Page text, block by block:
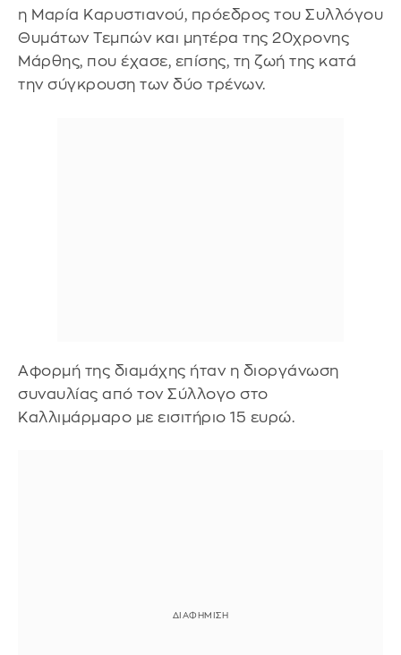
η Μαρία Καρυστιανού, πρόεδρος του Συλλόγου
Θυμάτων Τεμπών και μητέρα της 20χρονης
Μάρθης, που έχασε, επίσης, τη ζωή της κατά
την σύγκρουση των δύο τρένων.
Αφορμή της διαμάχης ήταν η διοργάνωση
συναυλίας από τον Σύλλογο στο
Καλλιμάρμαρο με εισιτήριο 15 ευρώ.